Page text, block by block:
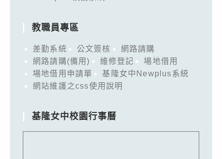
教職員專區
差勤系統 公文簽核
網路請購
網路請購(備用)
維修登記
場地借用
場地借用申請單
基隆女中Newplus系統
網站維護之css使用說明
基隆女中校園行事曆